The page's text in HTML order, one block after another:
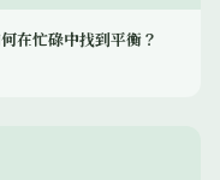
在忙碌中找到平衡？